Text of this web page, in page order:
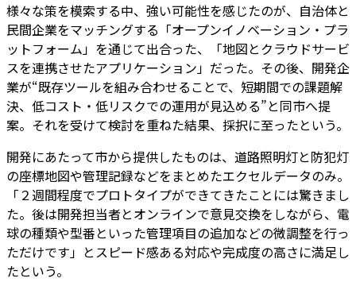
様々な策を模索する中、強い可能性を感じたのが、自治体と
民間企業をマッチングする「オープンイノベーション・プラ
ットフォーム」を通じて出合った、「地図とクラウドサービ
スを連携させたアプリケーション」だった。その後、開発企
業が“既存ツールを組み合わせることで、短期間での課題解
決、低コスト・低リスクでの運用が見込める”と同市へ提
案。それを受けて検討を重ねた結果、採択に至ったという。
開発にあたって市から提供したものは、道路照明灯と防犯灯
の座標地図や管理記録などをまとめたエクセルデータのみ。
「２週間程度でプロトタイプができてきたことには驚きまし
た。後は開発担当者とオンラインで意見交換をしながら、電
球の種類や型番といった管理項目の追加などの微調整を行っ
ただけです」とスピード感ある対応や完成度の高さに満足し
たという。